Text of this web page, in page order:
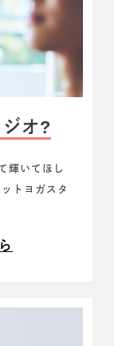
オ?
輝いてほし
トヨガスタ